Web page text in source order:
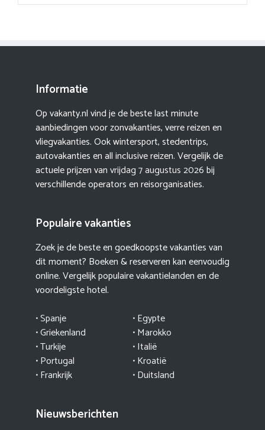
Informatie
Op vakanty.nl vind je de beste last minute
aanbiedingen voor zonvakanties, verre reizen en
vliegvakanties. Ook wintersport, stedentrips,
autovakanties en all inclusive reizen. Vergelijk de
actuele prijzen vanvrijdag 7 augustus 2026bij
verschillende operators en reisorganisaties.
Populaire vakanties
Zoek je de beste en goedkoopste vakanties van
dit moment? Boeken & reserveren kan eenvoudig
online. Vergelijk populaire vakantielanden en de
voordeligste hotel.
• Spanje
• Griekenland
• Turkije
•Portugal
• Frankrijk
• Egypte
•Marokko
• Italië
•Kroatië
• Duitsland
Nieuwsberichten